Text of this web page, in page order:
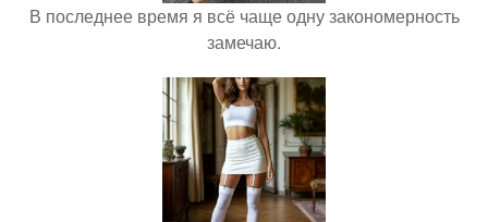
В последнее время я всё чаще одну закономерность
замечаю.